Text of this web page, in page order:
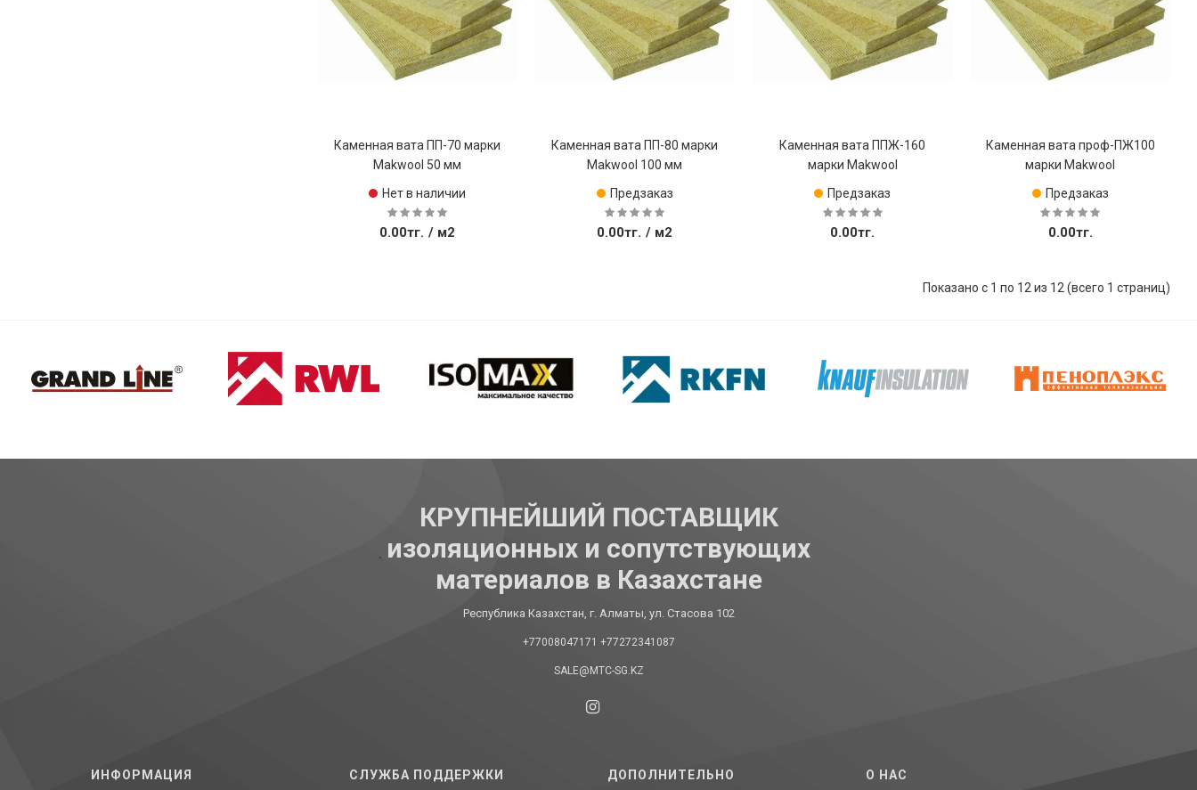
Каменная вата ПП-70 марки
Makwool 50 мм
Нет в наличии
0.00тг. / м2
Каменная вата ПП-80 марки
Makwool 100 мм
Предзаказ
0.00тг. / м2
Каменная вата ППЖ-160
марки Makwool
Предзаказ
0.00тг.
Каменная вата проф-ПЖ100
марки Makwool
Предзаказ
0.00тг.
Показано с 1 по 12 из 12 (всего 1 страниц)
КРУПНЕЙШИЙ ПОСТАВЩИК
изоляционных и сопутствующих
материалов в Казахстане
Республика Казахстан, г. Алматы, ул. Стасова 102
+77008047171 +77272341087
SALE@MTC-SG.KZ
ИНФОРМАЦИЯ СЛУЖБА ПОДДЕРЖКИ ДОПОЛНИТЕЛЬНО O НАС